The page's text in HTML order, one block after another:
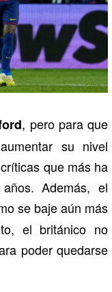
, pero para que
su nivel
que más ha
Además, el
se baje aún más
el británico no
poder quedarse